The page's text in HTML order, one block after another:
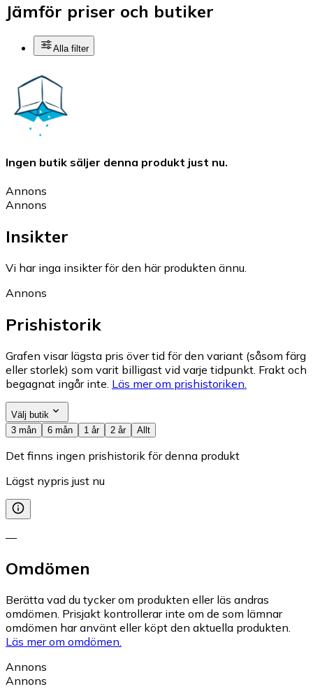
Jämför priser och butiker
Alla filter
Ingen butik säljer denna produkt just nu.
Annons
Annons
Insikter
Vi har inga insikter för den här produkten ännu.
Annons
Prishistorik
Grafen visar lägsta pris över tid för den variant (såsom färg
eller storlek) som varit billigast vid varje tidpunkt. Frakt och
begagnat ingår inte. Läs mer om prishistoriken.
Välj butik
3 mån
6 mån 1 år 2 år Allt
Det finns ingen prishistorik för denna produkt
Lägst nypris just nu
—
Omdömen
Berätta vad du tycker om produkten eller läs andras
omdömen. Prisjakt kontrollerar inte om de som lämnar
omdömen har använt eller köpt den aktuella produkten.
Läs mer om omdömen.
Annons
Annons